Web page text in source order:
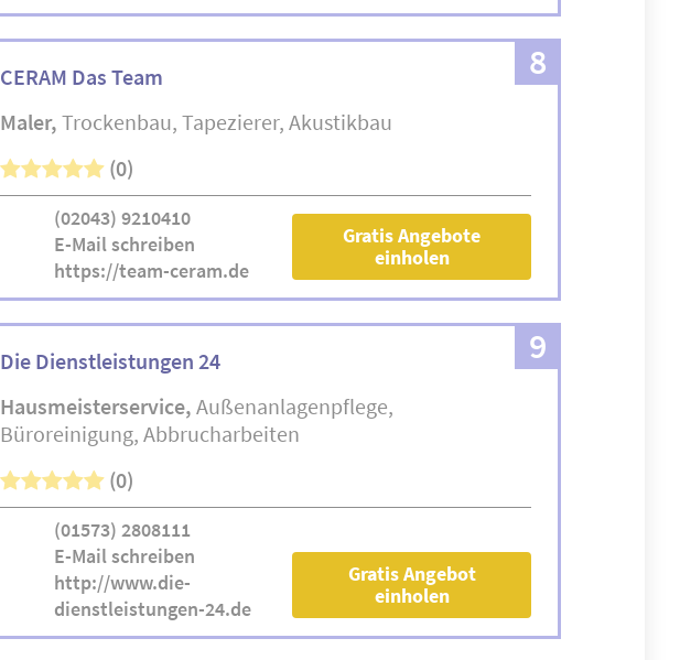
8
CERAM Das Team
Maler Trockenbau Tapezierer Akustikbau
(0)
(02043) 9210410
E-Mail schreiben
https://team-ceram.de
Gratis Angebote
einholen
9
Die Dienstleistungen 24
Hausmeisterservice Außenanlagenpflege
Büroreinigung Abbrucharbeiten
(0)
(01573) 2808111
E-Mail schreiben
http://www.die-
dienstleistungen-24.de
Gratis Angebot
einholen